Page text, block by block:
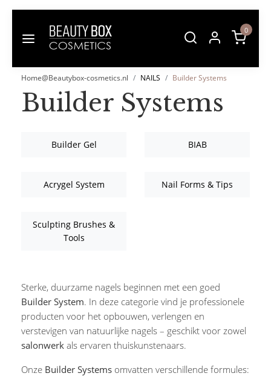
0
Home@Beautybox-cosmetics.nl NAILS Builder Systems
Builder Systems
Builder Gel BIAB
Acrygel System Nail Forms & Tips
Sculpting Brushes &
Tools
Sterke, duurzame nagels beginnen met een goed
Builder System. In deze categorie vind je professionele
producten voor het opbouwen, verlengen en
verstevigen van natuurlijke nagels – geschikt voor zowel
salonwerk als ervaren thuiskunstenaars.
Onze Builder Systems omvatten verschillende formules: